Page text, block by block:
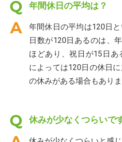
年間休日の平均は？
年間休日の平均は120日
日数が120日あるのは、
ほどあり、祝日が15日
によっては120日の休日
の休みがある場合もありま
休みが少なくつらいで